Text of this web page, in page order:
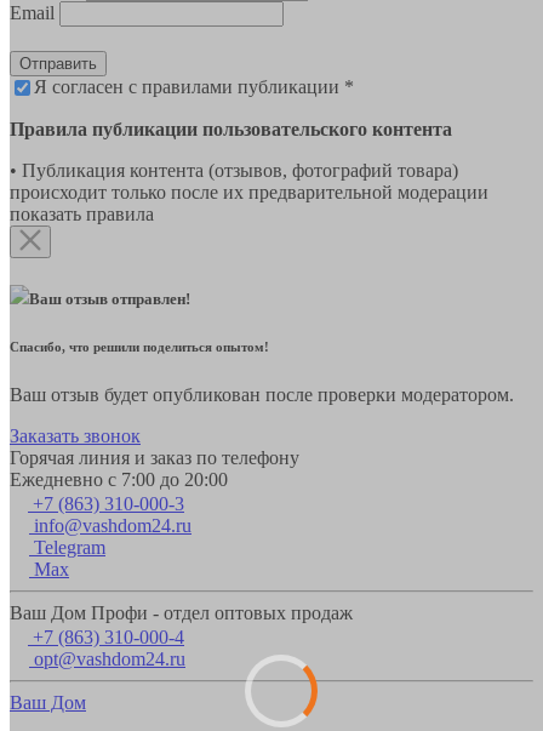
Email
Отправить
Я согласен с правилами публикации *
Правила публикации пользовательского контента
• Публикация контента (отзывов, фотографий товара)
происходит только после их предварительной модерации
показать правила
Ваш отзыв отправлен!
Спасибо, что решили поделиться опытом!
Ваш отзыв будет опубликован после проверки модератором.
Заказать звонок
Горячая линия и заказ по телефону
Ежедневно с 7:00 до 20:00
+7 (863) 310-000-3
info@vashdom24.ru
Telegram
Max
Ваш Дом Профи - отдел оптовых продаж
+7 (863) 310-000-4
opt@vashdom24.ru
Ваш Дом